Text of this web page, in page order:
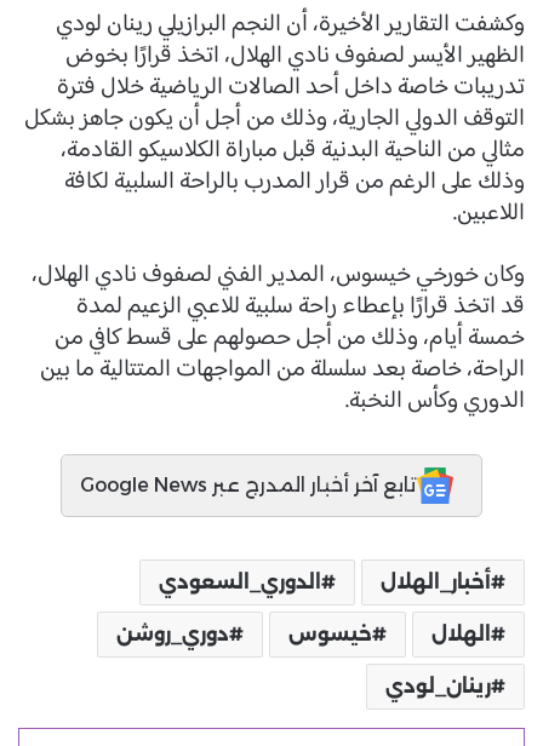
وكشفت التقارير الأخيرة، أن النجم البرازيلي رينان لودي
الظهير الأيسر لصفوف نادي الهلال، اتخذ قرارًا بخوض
تدريبات خاصة داخل أحد الصالات الرياضية خلال فترة
التوقف الدولي الجارية، وذلك من أجل أن يكون جاهز بشكل
مثالي من الناحية البدنية قبل مباراة الكلاسيكو القادمة،
وذلك على الرغم من قرار المدرب بالراحة السلبية لكافة
اللاعبين.
وكان خورخي خيسوس، المدير الفني لصفوف نادي الهلال،
قد اتخذ قرارًا بإعطاء راحة سلبية للاعبي الزعيم لمدة
خمسة أيام، وذلك من أجل حصولهم على قسط كافي من
الراحة، خاصة بعد سلسلة من المواجهات المتتالية ما بين
الدوري وكأس النخبة.
تابع آخر أخبار المدرج عبر Google News
أخبار_الهلال الدوري_السعودي
الهلال خيسوس دوري_روشن
رينان_لودي